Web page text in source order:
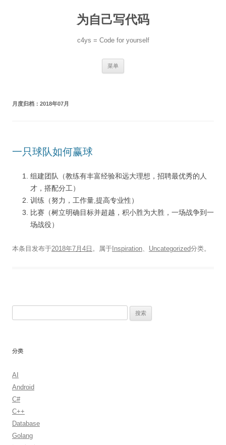
为自己写代码
c4ys = Code for yourself
菜单
月度归档： 2018年07月
一只球队如何赢球
组建团队（教练有丰富经验和远大理想，招聘最优秀的人
才，搭配分工）
训练（努力，工作量,提高专业性）
比赛（树立明确目标并超越，积小胜为大胜，一场战争到一
场战役）
本条目发布于2018年7月4日 。属于 Inspiration、 Uncategorized分类。
分类
AI
Android
C#
C++
Database
Golang